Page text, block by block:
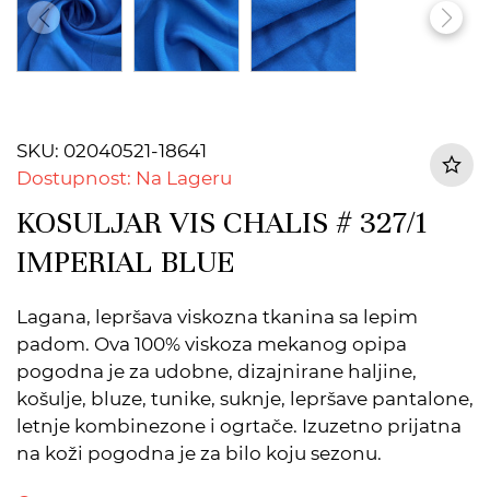
SKU: 02040521-18641
Dostupnost: Na Lageru
KOSULJAR VIS CHALIS # 327/1
IMPERIAL BLUE
Lagana, lepršava viskozna tkanina sa lepim
padom. Ova 100% viskoza mekanog opipa
pogodna je za udobne, dizajnirane haljine,
košulje, bluze, tunike, suknje, lepršave pantalone,
letnje kombinezone i ogrtače. Izuzetno prijatna
na koži pogodna je za bilo koju sezonu.